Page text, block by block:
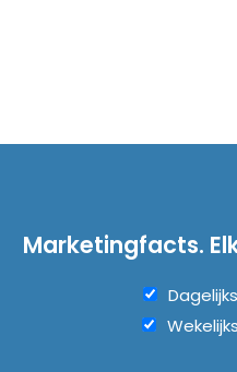
Marketingfacts.